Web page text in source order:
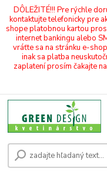
DÔLEŽITÉ!!! Pre rýchle
kontaktujte telefonicky pre
shope platobnou kartou
internet bankingu alebo
vráťte sa na stránku e-
inak sa platba
zaplatení prosím čakajte